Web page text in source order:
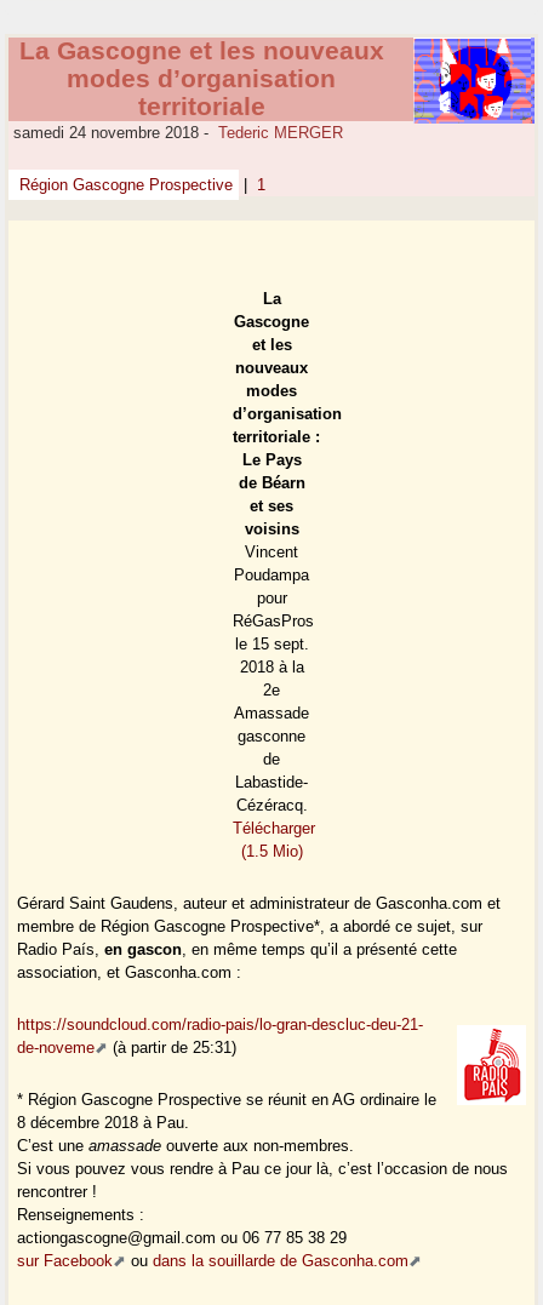
La Gascogne et les nouveaux
modes d’organisation
territoriale
samedi 24 novembre 2018 - Tederic MERGER
Région Gascogne Prospective 1
La
Gascogne
et les
nouveaux
modes
d’organisation
territoriale :
Le Pays
de Béarn
et ses
voisins
Vincent
Poudampa
pour
RéGasPros
le 15 sept.
2018 à la
2e
Amassade
gasconne
de
Labastide-
Cézéracq.
Télécharger
(1.5 Mio)
Gérard Saint Gaudens, auteur et administrateur de Gasconha.com et
membre de Région Gascogne Prospective*, a abordé ce sujet, sur
Radio País,en gascon, en même temps qu’il a présenté cette
association, et Gasconha.com :
https://soundcloud.com/radio-pais/lo-gran-descluc-deu-21-
de-noveme
(à partir de 25:31)
* Région Gascogne Prospective se réunit en AG ordinaire le
8 décembre 2018 à Pau.
C’est uneamassade ouverte aux non-membres.
Si vous pouvez vous rendre à Pau ce jour là, c’est l’occasion de nous
rencontrer !
Renseignements :
actiongascogne@gmail.com ou 06 77 85 38 29
sur Facebook
oudans la souillarde de Gasconha.com